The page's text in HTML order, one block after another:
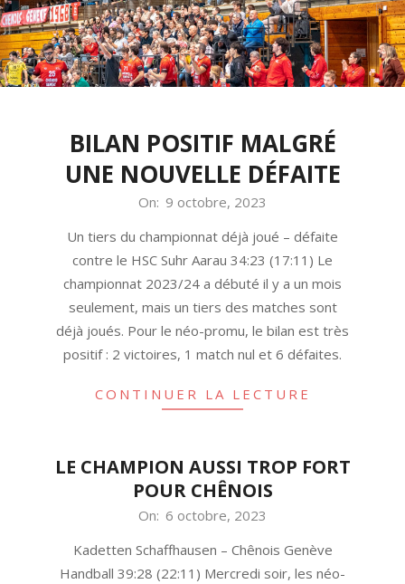
Menu
BILAN POSITIF MALGRÉ
UNE NOUVELLE DÉFAITE
On: 9 octobre, 2023
Un tiers du championnat déjà joué – défaite
contre le HSC Suhr Aarau 34:23 (17:11) Le
championnat 2023/24 a débuté il y a un mois
seulement, mais un tiers des matches sont
déjà joués. Pour le néo-promu, le bilan est très
positif : 2 victoires, 1 match nul et 6 défaites.
CONTINUER LA LECTURE
LE CHAMPION AUSSI TROP FORT
POUR CHÊNOIS
On: 6 octobre, 2023
Kadetten Schaffhausen – Chênois Genève
Handball 39:28 (22:11) Mercredi soir, les néo-